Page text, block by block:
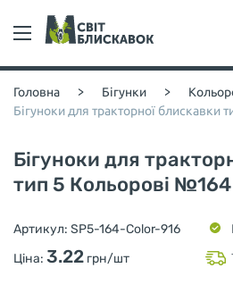
Головна > Бігунки >
Бігуноки для тракторної блискавки
Бігуноки для
тип 5 Кольорові №164
Артикул: SP5-164-Color-916
Ціна: 3.22 грн/шт